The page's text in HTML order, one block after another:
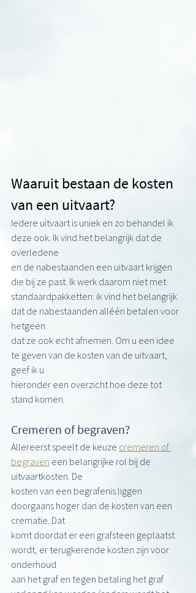
Waaruit bestaan de kosten
van een uitvaart?
Iedere uitvaart is uniek en zo behandel ik
deze ook. Ik vind het belangrijk dat de
overledene
en de nabestaanden een uitvaart krijgen
die bij ze past. Ik werk daarom niet met
standaardpakketten: ik vind het belangrijk
dat de nabestaanden alléén betalen voor
hetgeen
dat ze ook echt afnemen. Om u een idee
te geven van de kosten van de uitvaart,
geef ik u
hieronder een overzicht hoe deze tot
stand komen.
Cremeren of begraven?
Allereerst speelt de keuze cremeren of
begraven een belangrijke rol bij de
uitvaartkosten. De
kosten van een begrafenis liggen
doorgaans hoger dan de kosten van een
crematie. Dat
komt doordat er een grafsteen geplaatst
wordt, er terugkerende kosten zijn voor
onderhoud
aan het graf en tegen betaling het graf